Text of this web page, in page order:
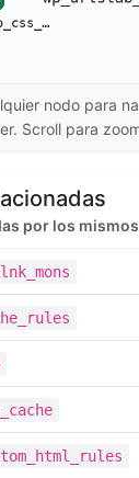
nodo para
Scroll para
por los